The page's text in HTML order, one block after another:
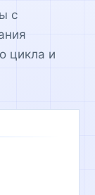
с
цикла и